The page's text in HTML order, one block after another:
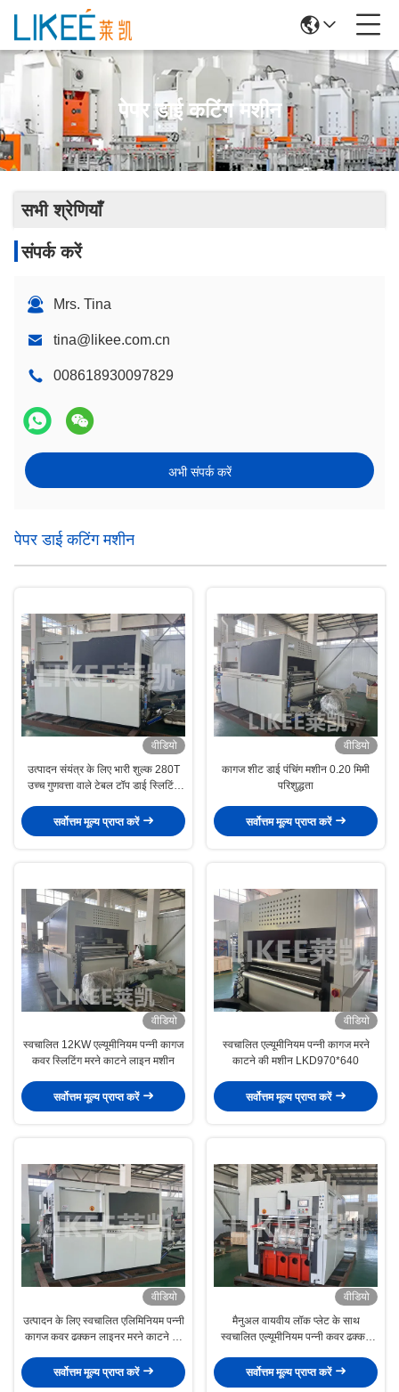
पेपर डाई कटिंग मशीन
सभी श्रेणियाँ
संपर्क करें
Mrs. Tina
tina@likee.com.cn
008618930097829
अभी संपर्क करें
पेपर डाई कटिंग मशीन
वीडियो
उत्पादन संयंत्र के लिए भारी शुल्क 280T
उच्च गुणवत्ता वाले टेबल टॉप डाई स्लिटिंग
सर्वोत्तम मूल्य प्राप्त करें
वीडियो
कागज शीट डाई पंचिंग मशीन 0.20 मिमी
परिशुद्धता
सर्वोत्तम मूल्य प्राप्त करें
वीडियो
स्वचालित 12KW एल्यूमीनियम पन्नी कागज
कवर स्लिटिंग मरने काटने लाइन मशीन
सर्वोत्तम मूल्य प्राप्त करें
वीडियो
स्वचालित एल्यूमीनियम पन्नी कागज मरने
काटने की मशीन LKD970*640
सर्वोत्तम मूल्य प्राप्त करें
वीडियो
उत्पादन के लिए स्वचालित एलिमिनियम पन्नी
कागज कवर ढक्कन लाइनर मरने काटने की
सर्वोत्तम मूल्य प्राप्त करें
वीडियो
मैनुअल वायवीय लॉक प्लेट के साथ
स्वचालित एल्यूमीनियम पन्नी कवर ढक्कन
सर्वोत्तम मूल्य प्राप्त करें